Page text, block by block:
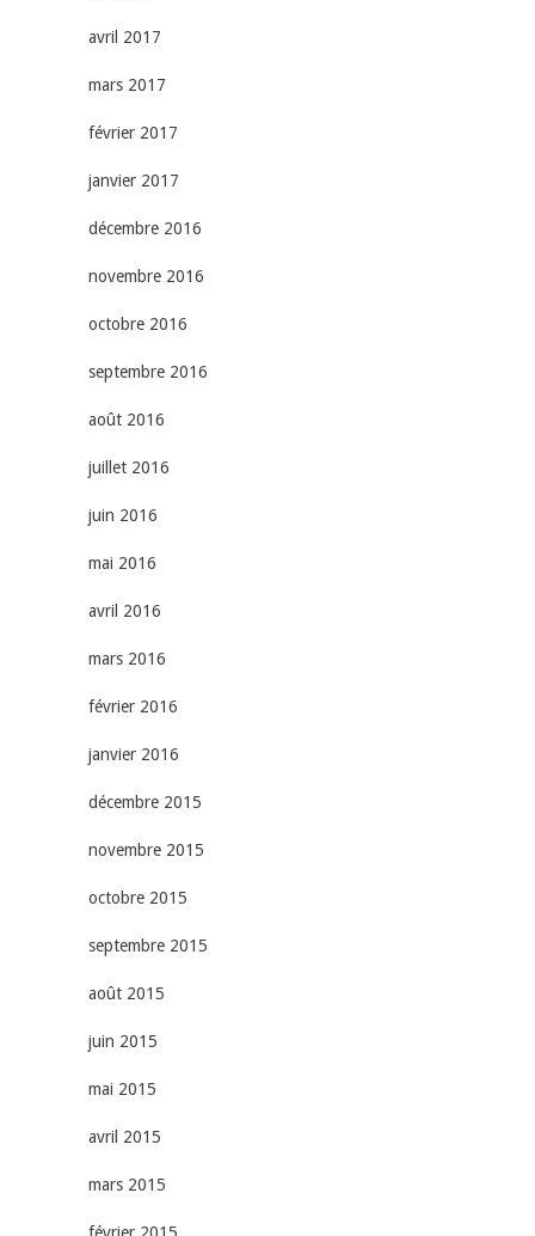
avril 2017
mars 2017
février 2017
janvier 2017
décembre 2016
novembre 2016
octobre 2016
septembre 2016
août 2016
juillet 2016
juin 2016
mai 2016
avril 2016
mars 2016
février 2016
janvier 2016
décembre 2015
novembre 2015
octobre 2015
septembre 2015
août 2015
juin 2015
mai 2015
avril 2015
mars 2015
février 2015